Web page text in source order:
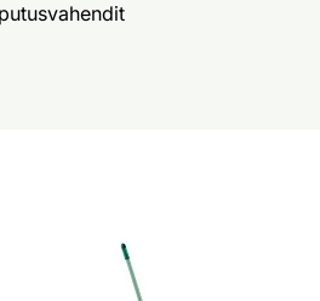
Picobello XL MicroDuo